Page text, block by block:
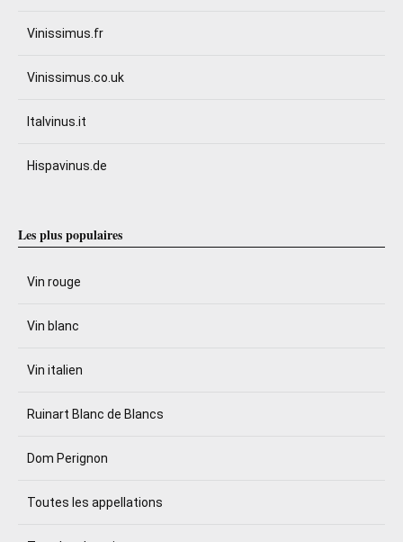
Vinissimus.fr
Vinissimus.co.uk
Italvinus.it
Hispavinus.de
Les plus populaires
Vin rouge
Vin blanc
Vin italien
Ruinart Blanc de Blancs
Dom Perignon
Toutes les appellations